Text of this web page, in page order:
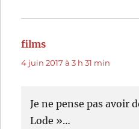
films
4 juin 2017 à 3 h 31 min
Je ne pense pas avoir
Lode »…